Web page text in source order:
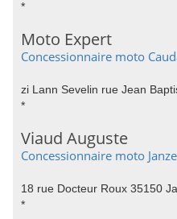
*
Moto Expert
Concessionnaire moto
zi Lann Sevelin rue Jean
*
Viaud Auguste
Concessionnaire moto Janze
18 rue Docteur Roux 35150
*